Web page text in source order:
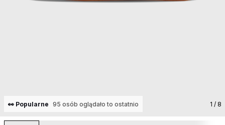
👀 Popularne 95 osób oglądało to ostatnio 1 / 8